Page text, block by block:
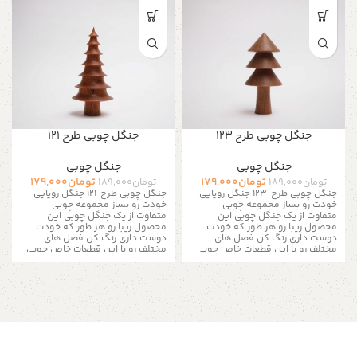
جنگل چوبی طرح 123
جنگل چوبی
تومان189,000تومان179,000
جنگل چوبی طرح 123 جنگل رویایی
خودت رو بساز مجموعه چوبی
متفاوت از یک جنگل چوبی این
محصول زیبا رو هر طور که خودت
دوست داری رنگ کن فصل های
مختلف رو با این قطعات خاص چوبی
به تصویر بکشید کافیه یه قلمو
برداری و با چند رنگ ساده هر رنگی
که دلت میخواد به این جنگل رویایی
بدی برای رنگ آمیزی بهتر رنگ تمامی
چوب ها روشن میباشد این درخت
های چوبی برای ساخت ماکت های زیبا
جنگل چوبی طرح 121
جنگل چوبی
تومان189,000تومان179,000
جنگل چوبی طرح 121 جنگل رویایی
خودت رو بساز مجموعه چوبی
متفاوت از یک جنگل چوبی این
محصول زیبا رو هر طور که خودت
دوست داری رنگ کن فصل های
مختلف رو با این قطعات خاص چوبی
به تصویر بکشید کافیه یه قلمو
برداری و با چند رنگ ساده هر رنگی
که دلت میخواد به این جنگل رویایی
بدی برای رنگ آمیزی بهتر رنگ تمامی
چوب ها روشن میباشد این درخت
های چوبی برای ساخت ماکت های زیبا